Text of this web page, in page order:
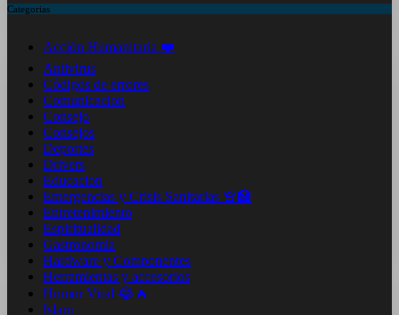
Categorias
Acción Humanitaria ❤️
Antivirus
Códigos de errores
Comunicacion
Consejo
Consejos
Deportes
Drivers
Educacion
Emergencias y Crisis Sanitarias 🚨🏥
Entretenimiento
Espiritualidad
Gastronomia
Hardware y Componentes
Herramientas y accesorios
Humor Viral 😂🔥
Islam